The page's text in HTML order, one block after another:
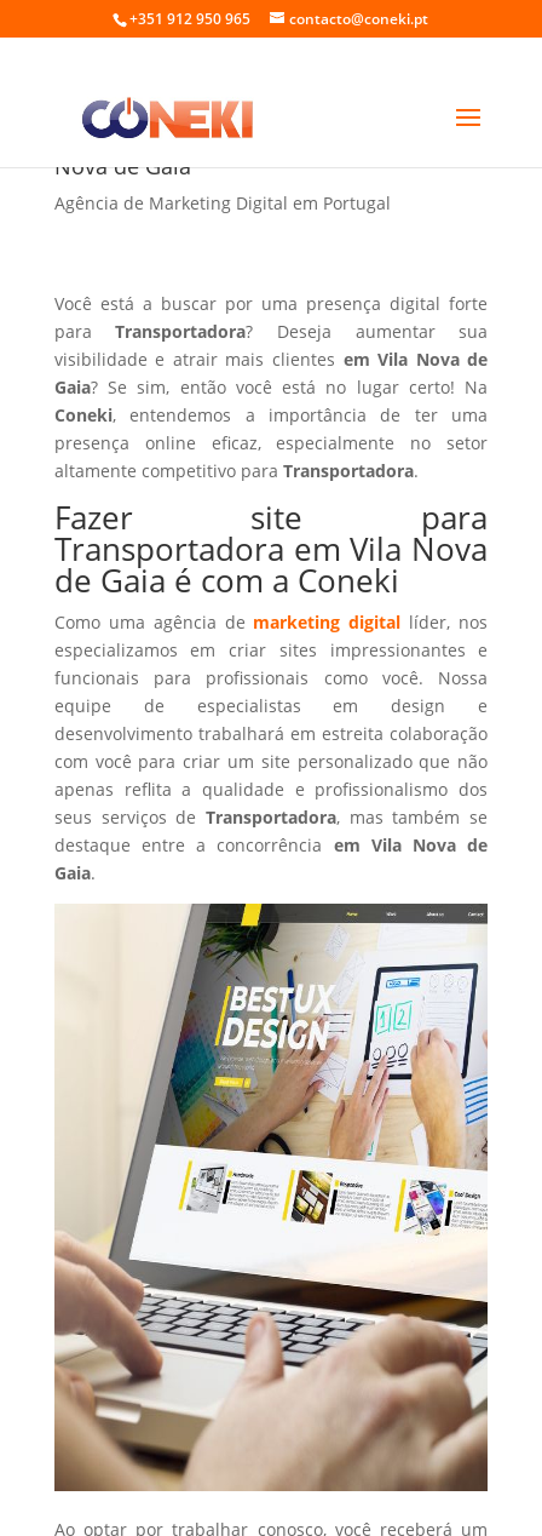
+351 912 950 965 contacto@coneki.pt
Fazer site para Transportadora em Vila
Nova de Gaia
Agência de Marketing Digital em Portugal
Você está a buscar por uma presença digital forte
paraTransportadora? Deseja aumentar sua
visibilidade e atrair mais clientes em Vila Nova de
Gaia? Se sim, então você está no lugar certo! Na
Coneki, entendemos a importância de ter uma
presença online eficaz, especialmente no setor
altamente competitivo para Transportadora.
Fazer site para
Transportadora em Vila Nova
de Gaia é com a Coneki
Como uma agência de marketing digital líder, nos
especializamos em criar sites impressionantes e
funcionais para profissionais como você. Nossa
equipe de especialistas em design e
desenvolvimento trabalhará em estreita colaboração
com você para criar um site personalizado que não
apenas reflita a qualidade e profissionalismo dos
seus serviços de Transportadora, mas também se
destaque entre a concorrência em Vila Nova de
Gaia.
Ao optar por trabalhar conosco, você receberá um